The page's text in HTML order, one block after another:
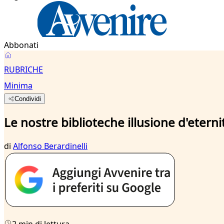
Abbonati
RUBRICHE
Minima
Condividi
Le nostre biblioteche illusione
di Alfonso Berardinelli